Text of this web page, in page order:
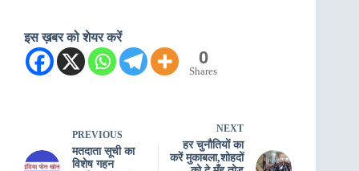
इस ख़बर को शेयर करें
0
Shares
PREVIOUS
मतदाता सूची का
विशेष गहन
NEXT
हर चुनौतियों का
करें मुकाबला,शोहदों